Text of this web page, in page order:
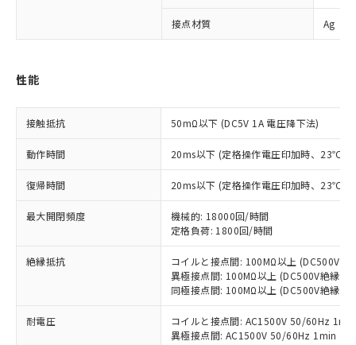
接点材質 Ag
性能
接触抵抗 50mΩ以下 (DC5V 1A 電圧降下法)
動作時間 20ms以下 (定格操作電圧印加時、23℃、
復帰時間 20ms以下 (定格操作電圧印加時、23℃、
最大開閉頻度
機械的: 18000回/時間
定格負荷: 1800回/時間
絶縁抵抗
コイルと接点間: 100MΩ以上 (DC500V絶
異極接点間: 100MΩ以上 (DC500V絶縁抵
同極接点間: 100MΩ以上 (DC500V絶縁抵
耐電圧
コイルと接点間: AC1500V 50/60Hz 1min
異極接点間: AC1500V 50/60Hz 1min
ご利用条件
以下の条件をお読みいただき、同意のうえ
本サービスは、当社制御機器事業取扱
商品の当社在庫状況および標準価格
(税抜)を提供させていただくもので
当社制御機器事業取扱商品の中には、
本サービスの対象外となる商品もある
ことをご了承ください。
在庫状況および標準価格照会結果は、
記載している更新日時点での社内デー
有に対応した製品に切り替える予定のある
商品です。
対応予定なし：EU RoHS指令（10物質）の
非含有に非対応の商品で、対応品を出す予
定はありません。
調査・確認中：EU RoHS指令（10物質）の
非含有の対応状況を調査中または確認中の
非該当品：ライセンス料など無形物で、有
害物質有無と関係のない商品です。
仕入先様の事情により、非含有部品として
いたものが、含有品と判明した場合などや
むを得ず変更することがあります。
※1 中国RoHS○×表
「○」：最大均質材料含有率が中国RoHSの
基準値以下であることを示します。
「×」：最大均質材料含有率が中国RoHSの
基準値を超えていることを示します。
「－」：未確認です。当社販売部門へお問
当社は、これら貴社製品のうち、外国
為替および外国貿易法に定める商品
（以下｢規制貨物等」という）を輸出